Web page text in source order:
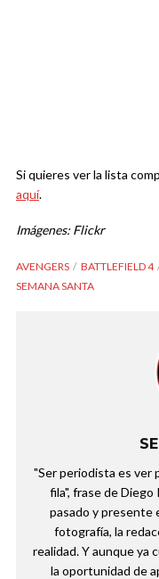
Si quieres ver la lista
aquí.
Imágenes: Flickr
AVENGERS BATTLEFIELD 4
SEMANA SANTA
"Ser periodista es ver
fila", frase de
pasado y presente
fotografía, la
realidad. Y aunque ya
la oportunidad de